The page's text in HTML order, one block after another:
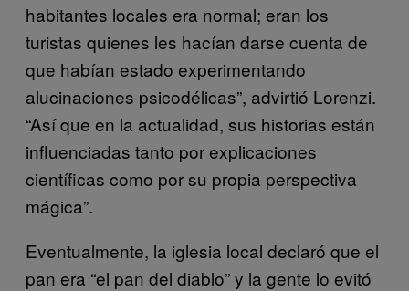
habitantes locales era normal; eran los
turistas quienes les hacían darse cuenta de
que habían estado experimentando
alucinaciones psicodélicas”, advirtió Lorenzi.
“Así que en la actualidad, sus historias están
influenciadas tanto por explicaciones
científicas como por su propia perspectiva
mágica”.
Eventualmente, la iglesia local declaró que el
pan era “el pan del diablo” y la gente lo evitó